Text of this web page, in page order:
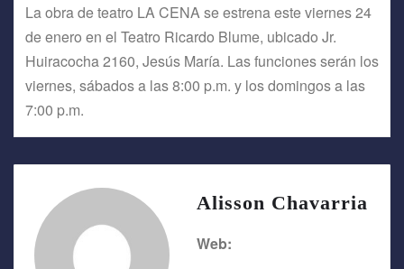
La obra de teatro LA CENA se estrena este viernes 24
de enero en el Teatro Ricardo Blume, ubicado Jr.
Huiracocha 2160, Jesús María. Las funciones serán los
viernes, sábados a las 8:00 p.m. y los domingos a las
7:00 p.m.
Alisson Chavarria
Web: